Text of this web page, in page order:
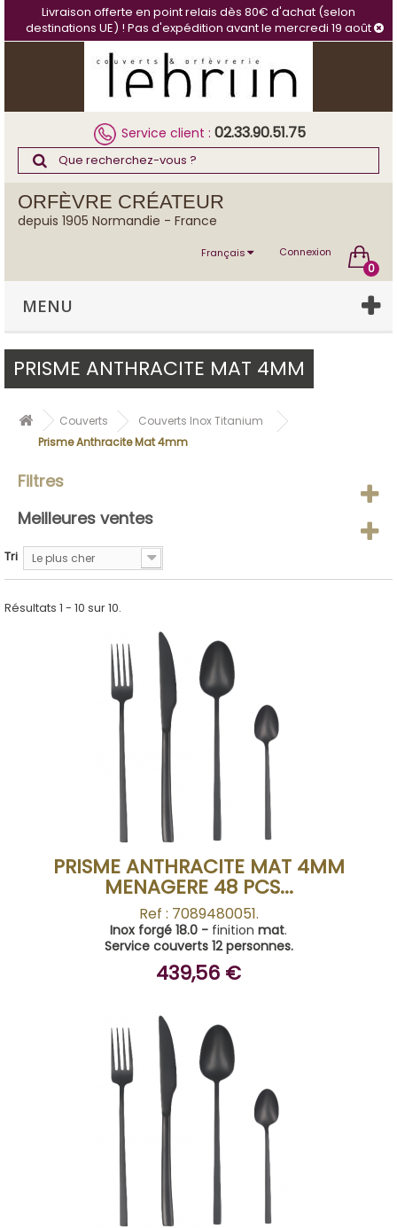
Livraison offerte en point relais dès 80€ d'achat (selon
destinations UE) ! Pas d'expédition avant le mercredi 19 août
Service client : 02.33.90.51.75
ORFÈVRE CRÉATEUR
depuis 1905 Normandie - France
0
Connexion
Français
MENU
PRISME ANTHRACITE MAT 4MM
Couverts
Couverts Inox Titanium
Prisme Anthracite Mat 4mm
Filtres
Meilleures ventes
Tri Le plus cher
Résultats 1 - 10 sur 10.
ACHETER
PRISME ANTHRACITE MAT 4MM
MENAGERE 48 PCS...
Ref : 7089480051.
Inox forgé 18.0 - finition mat.
Service couverts 12 personnes.
439,56 €
ACHETER
Panneau de gestion des cookies